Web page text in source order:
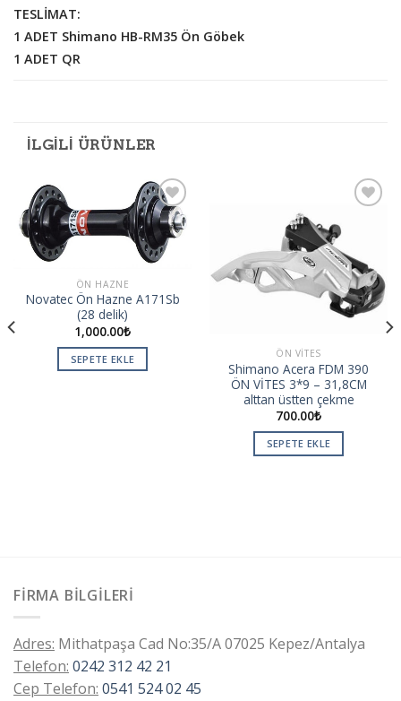
TESLİMAT:
1 ADET Shimano HB-RM35 Ön Göbek
1 ADET QR
İLGILI ÜRÜNLER
Add to
wishlist
ÖN HAZNE
Novatec Ön Hazne A171Sb
(28 delik)
1,000.00₺
SEPETE EKLE ÖN VITES
Shimano Acera FDM 390
ÖN VİTES 3*9 – 31,8CM
alttan üstten çekme
700.00₺
SEPETE EKLE
FIRMA BILGILERI
Adres: Mithatpaşa Cad No:35/A 07025 Kepez/Antalya
Telefon: 0242 312 42 21
Cep Telefon: 0541 524 02 45